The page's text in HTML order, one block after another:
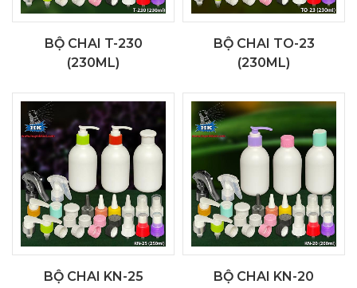
BỘ CHAI T-230
(230ML)
BỘ CHAI TO-23
(230ML)
BỘ CHAI KN-25
BỘ CHAI KN-20